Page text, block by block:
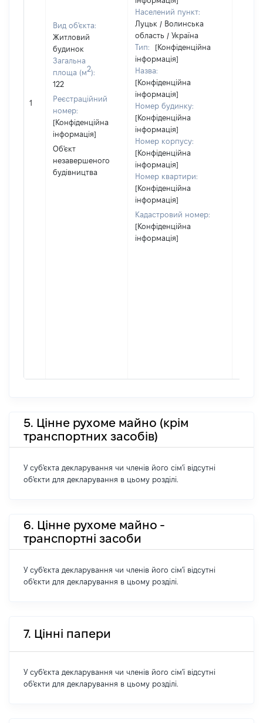
1
Вид об'єкта:
Житловий
будинок
Загальна
площа (м2):
122
Реєстраційний
номер:
[Конфіденційна
інформація]
Об'єкт
незавершеного
будівництва
Населений пункт:
Луцьк / Волинська
область / Україна
Тип:
[Конфіденційна
інформація]
Назва:
[Конфіденційна
інформація]
Номер будинку:
[Конфіденційна
інформація]
Номер корпусу:
[Конфіденційна
інформація]
Номер квартири:
[Конфіденційна
інформація]
Кадастровий номер:
[Конфіденційна
інформація]
5. Цінне рухоме майно (крім
транспортних засобів)
У суб'єкта декларування чи членів його сім'ї відсутні
об'єкти для декларування в цьому розділі.
6. Цінне рухоме майно -
транспортні засоби
У суб'єкта декларування чи членів його сім'ї відсутні
об'єкти для декларування в цьому розділі.
7. Цінні папери
У суб'єкта декларування чи членів його сім'ї відсутні
об'єкти для декларування в цьому розділі.